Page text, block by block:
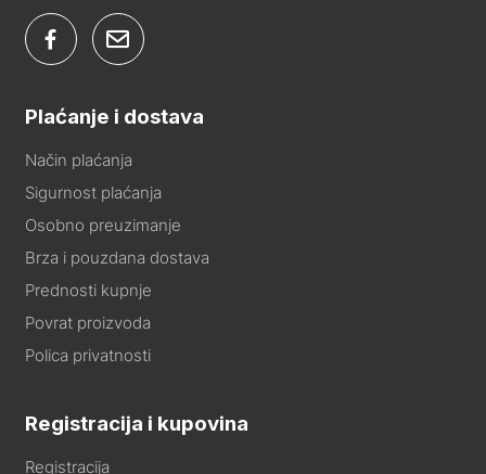
Plaćanje i dostava
Način plaćanja
Sigurnost plaćanja
Osobno preuzimanje
Brza i pouzdana dostava
Prednosti kupnje
Povrat proizvoda
Polica privatnosti
Registracija i kupovina
Registracija